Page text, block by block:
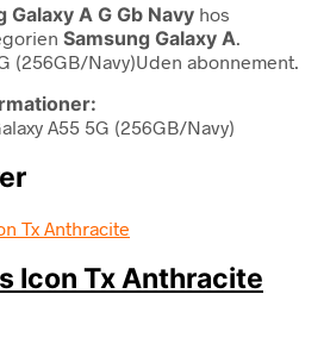
Galaxy A G Gb Navy hos
Samsung Galaxy A.
(256GB/Navy)Uden abonnement.
A55 5G (256GB/Navy)
Icon Tx Anthracite